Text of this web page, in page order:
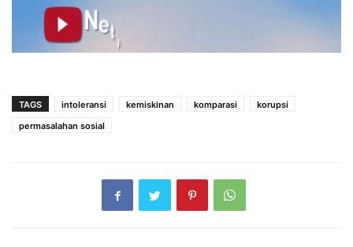
TAGS intoleransi kemiskinan komparasi
korupsi
permasalahan sosial